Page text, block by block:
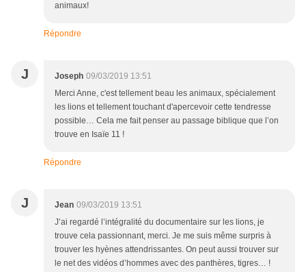
animaux!
Répondre
J Joseph 09/03/2019 13:51
Merci Anne, c'est tellement beau les animaux, spécialement
les lions et tellement touchant d'apercevoir cette tendresse
possible… Cela me fait penser au passage biblique que l’on
trouve en Isaïe 11 !
Répondre
J Jean 09/03/2019 13:51
J’ai regardé l’intégralité du documentaire sur les lions, je
trouve cela passionnant, merci. Je me suis même surpris à
trouver les hyènes attendrissantes. On peut aussi trouver sur
le net des vidéos d’hommes avec des panthères, tigres… !